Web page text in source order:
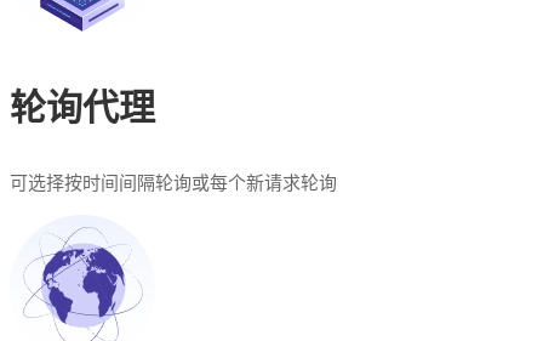
轮询代理
可选择按时间间隔轮询或每个新请求轮询